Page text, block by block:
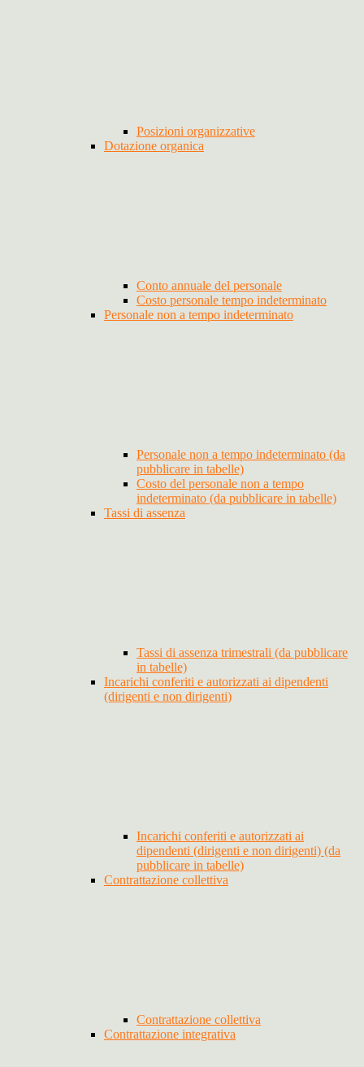
Posizioni organizzative
Dotazione organica
Conto annuale del personale
Costo personale tempo indeterminato
Personale non a tempo indeterminato
Personale non a tempo indeterminato (da
pubblicare in tabelle)
Costo del personale non a tempo
indeterminato (da pubblicare in tabelle)
Tassi di assenza
Tassi di assenza trimestrali (da pubblicare
in tabelle)
Incarichi conferiti e autorizzati ai dipendenti
(dirigenti e non dirigenti)
Incarichi conferiti e autorizzati ai
dipendenti (dirigenti e non dirigenti) (da
pubblicare in tabelle)
Contrattazione collettiva
Contrattazione collettiva
Contrattazione integrativa